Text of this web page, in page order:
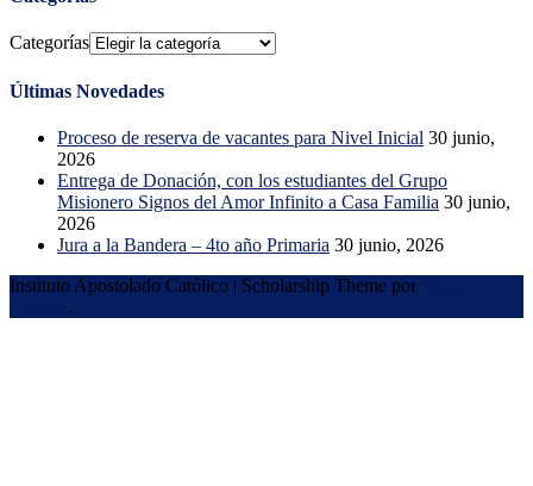
Categorías
Últimas Novedades
Proceso de reserva de vacantes para Nivel Inicial 30 junio,
2026
Entrega de Donación, con los estudiantes del Grupo
Misionero Signos del Amor Infinito a Casa Familia 30 junio,
2026
Jura a la Bandera – 4to año Primaria 30 junio, 2026
Instituto Apostolado Católico | Scholarship Theme por
.